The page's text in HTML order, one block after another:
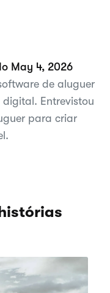
May 4, 2026
de aluguer
Entrevistou
para criar